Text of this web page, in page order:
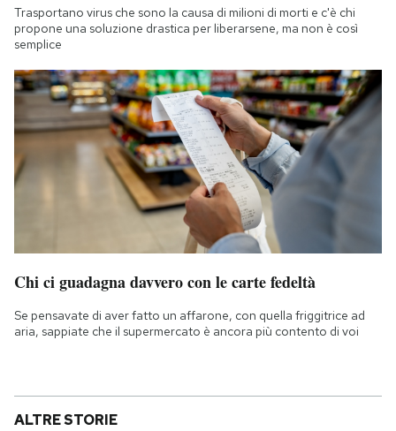
Trasportano virus che sono la causa di milioni di morti e c'è chi
propone una soluzione drastica per liberarsene, ma non è così
semplice
Chi ci guadagna davvero con le carte fedeltà
Se pensavate di aver fatto un affarone, con quella friggitrice ad
aria, sappiate che il supermercato è ancora più contento di voi
ALTRE STORIE